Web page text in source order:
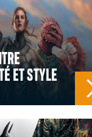
ET STYLE